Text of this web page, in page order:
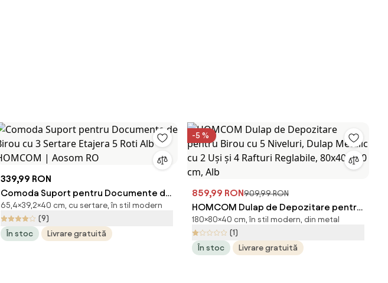
339,99 RON
Comoda Suport pentru Documente de
Birou cu 3 Sertare Etajera 5 Roti Alb
HOMCOM | Aosom RO
65,4×39,2×40 cm, cu sertare, în stil modern
(9)
În stoc
Livrare gratuită
-5 %
859,99 RON909,99 RON
HOMCOM Dulap de Depozitare pentru
Birou cu 5 Niveluri, Dulap Metalic cu 2
Uși și 4 Rafturi Reglabile, 80x40x180
cm, Alb
180×80×40 cm, în stil modern, din metal
(1)
În stoc
Livrare gratuită